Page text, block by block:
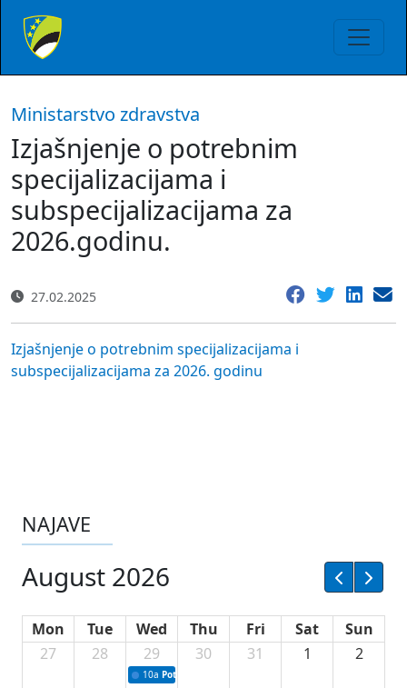
Ministarstvo zdravstva
Izjašnjenje o potrebnim
specijalizacijama i
subspecijalizacijama za
2026.godinu.
27.02.2025
Izjašnjenje o potrebnim specijalizacijama i
subspecijalizacijama za 2026. godinu
NAJAVE
August 2026
Mon Tue Wed Thu Fri Sat
Sun
27
28 29
10a Potpisivanje ugovora sa neprofitnim
30 31 1 2